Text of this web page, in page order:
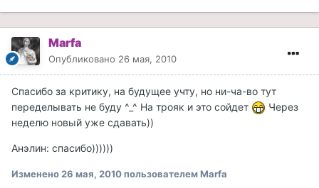
Marfa
Опубликовано 26 мая, 2010
Спасибо за критику, на будущее учту, но ни-ча-во тут
переделывать не буду ^_^ На трояк и это сойдет
Через
неделю новый уже сдавать))
Анэлин: спасибо))))))
Изменено 26 мая, 2010пользователем Marfa